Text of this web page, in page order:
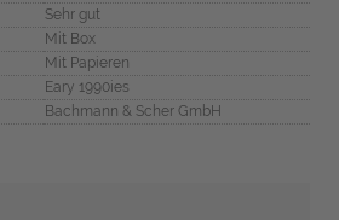
Sehr gut
Mit Box
Mit Papieren
Eary 1990ies
Bachmann & Scher GmbH